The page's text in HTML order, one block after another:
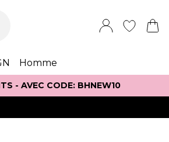
Homme
- AVEC CODE: BHNEW10